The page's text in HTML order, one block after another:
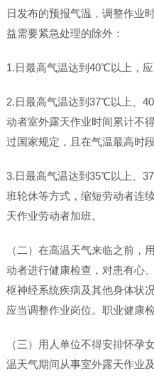
日发布的预报气温，调整作业
益需要紧急处理的除外：
1.日最高气温达到40℃以上，
2.日最高气温达到37℃以上、
动者室外露天作业时间累计不
过国家规定，且在气温最高时
3.日最高气温达到35℃以上、
班轮休等方式，缩短劳动者连
天作业劳动者加班。
（二）在高温天气来临之前，
动者进行健康检查，对患有心
枢神经系统疾病及其他身体状
应当调整作业岗位。职业健康
（三）用人单位不得安排怀
温天气期间从事室外露天作业